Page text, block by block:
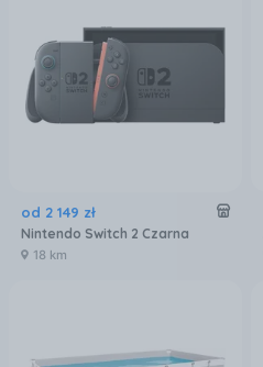
od 2 149 zł
Nintendo Switch 2 Czarna
18 km